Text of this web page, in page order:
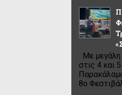
Με μεγάλη
στις 4 και
8ο